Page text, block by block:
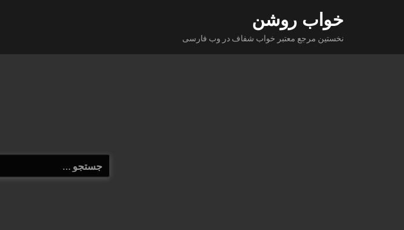
خواب روشن
نخستین مرجع معتبر خواب شفاف در وب فارسی
جستجو
برای: